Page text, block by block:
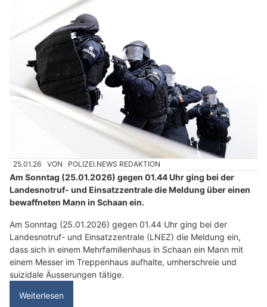
25.01.26 VON POLIZEI.NEWS REDAKTION
Am Sonntag (25.01.2026) gegen 01.44 Uhr ging bei der
Landesnotruf- und Einsatzzentrale die Meldung über einen
bewaffneten Mann in Schaan ein.
Am Sonntag (25.01.2026) gegen 01.44 Uhr ging bei der
Landesnotruf- und Einsatzzentrale (LNEZ) die Meldung ein,
dass sich in einem Mehrfamilienhaus in Schaan ein Mann mit
einem Messer im Treppenhaus aufhalte, umherschreie und
suizidale Äusserungen tätige.
Weiterlesen